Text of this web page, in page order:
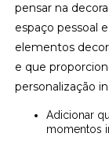
pensar na
espaço pessoal
elementos
e que
personalização
Adicionar quadros ou fotografias que retratem
momentos